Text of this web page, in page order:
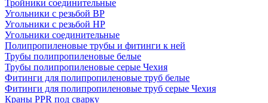
Тройники соединительные
Угольники с резьбой ВР
Угольники с резьбой НР
Угольники соединительные
Полипропиленовые трубы и фитинги к ней
Трубы полипропиленовые белые
Трубы полипропиленовые серые Чехия
Фитинги для полипропиленовые труб белые
Фитинги для полипропиленовые труб серые Чехия
Краны PPR под сварку